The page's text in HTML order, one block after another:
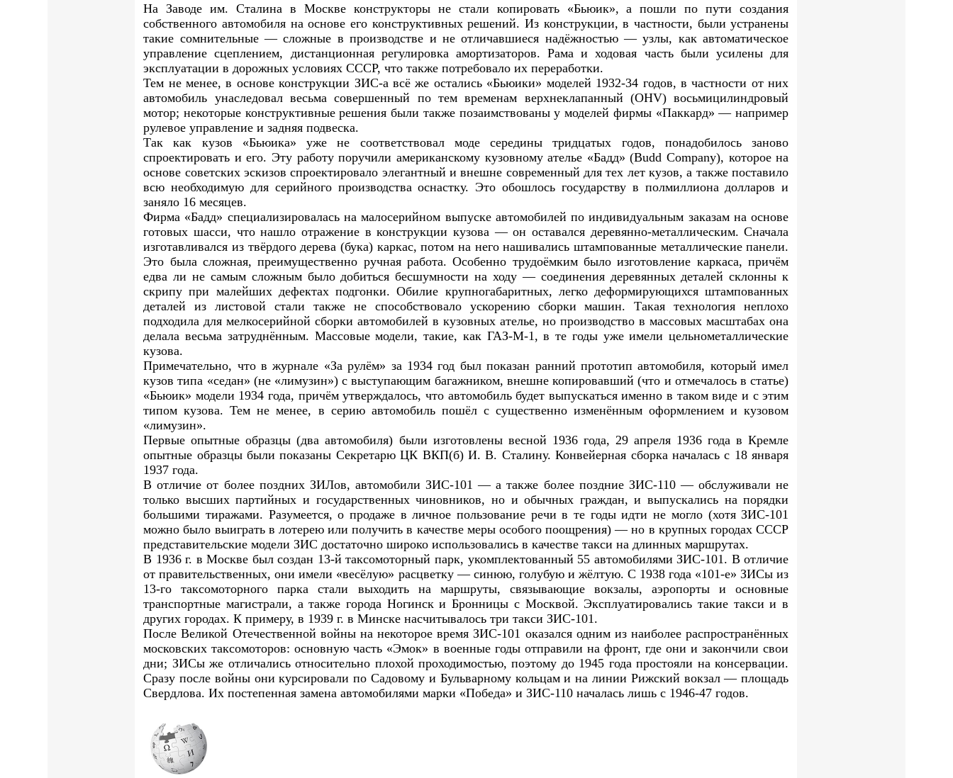
На Заводе им. Сталина в Москве конструкторы не стали копировать «Бьюик», а пошли по пути создания
собственного автомобиля на основе его конструктивных решений. Из конструкции, в частности, были устранены
такие сомнительные — сложные в производстве и не отличавшиеся надёжностью — узлы, как автоматическое
управление сцеплением, дистанционная регулировка амортизаторов. Рама и ходовая часть были усилены для
эксплуатации в дорожных условиях СССР, что также потребовало их переработки.
Тем не менее, в основе конструкции ЗИС-а всё же остались «Бьюики» моделей 1932-34 годов, в частности от них
автомобиль унаследовал весьма совершенный по тем временам верхнеклапанный (OHV) восьмицилиндровый
мотор; некоторые конструктивные решения были также позаимствованы у моделей фирмы «Паккард» — например
рулевое управление и задняя подвеска.
Так как кузов «Бьюика» уже не соответствовал моде середины тридцатых годов, понадобилось заново
спроектировать и его. Эту работу поручили американскому кузовному ателье «Бадд» (Budd Company), которое на
основе советских эскизов спроектировало элегантный и внешне современный для тех лет кузов, а также поставило
всю необходимую для серийного производства оснастку. Это обошлось государству в полмиллиона долларов и
заняло 16 месяцев.
Фирма «Бадд» специализировалась на малосерийном выпуске автомобилей по индивидуальным заказам на основе
готовых шасси, что нашло отражение в конструкции кузова — он оставался деревянно-металлическим. Сначала
изготавливался из твёрдого дерева (бука) каркас, потом на него нашивались штампованные металлические панели.
Это была сложная, преимущественно ручная работа. Особенно трудоёмким было изготовление каркаса, причём
едва ли не самым сложным было добиться бесшумности на ходу — соединения деревянных деталей склонны к
скрипу при малейших дефектах подгонки. Обилие крупногабаритных, легко деформирующихся штампованных
деталей из листовой стали также не способствовало ускорению сборки машин. Такая технология неплохо
подходила для мелкосерийной сборки автомобилей в кузовных ателье, но производство в массовых масштабах она
делала весьма затруднённым. Массовые модели, такие, как ГАЗ-М-1, в те годы уже имели цельнометаллические
кузова.
Примечательно, что в журнале «За рулём» за 1934 год был показан ранний прототип автомобиля, который имел
кузов типа «седан» (не «лимузин») с выступающим багажником, внешне копировавший (что и отмечалось в статье)
«Бьюик» модели 1934 года, причём утверждалось, что автомобиль будет выпускаться именно в таком виде и с этим
типом кузова. Тем не менее, в серию автомобиль пошёл с существенно изменённым оформлением и кузовом
«лимузин».
Первые опытные образцы (два автомобиля) были изготовлены весной 1936 года, 29 апреля 1936 года в Кремле
опытные образцы были показаны Секретарю ЦК ВКП(б) И. В. Сталину. Конвейерная сборка началась с 18 января
1937 года.
В отличие от более поздних ЗИЛов, автомобили ЗИС-101 — а также более поздние ЗИС-110 — обслуживали не
только высших партийных и государственных чиновников, но и обычных граждан, и выпускались на порядки
большими тиражами. Разумеется, о продаже в личное пользование речи в те годы идти не могло (хотя ЗИС-101
можно было выиграть в лотерею или получить в качестве меры особого поощрения) — но в крупных городах СССР
представительские модели ЗИС достаточно широко использовались в качестве такси на длинных маршрутах.
В 1936 г. в Москве был создан 13-й таксомоторный парк, укомплектованный 55 автомобилями ЗИС-101. В отличие
от правительственных, они имели «весёлую» расцветку — синюю, голубую и жёлтую. С 1938 года «101-е» ЗИСы из
13-го таксомоторного парка стали выходить на маршруты, связывающие вокзалы, аэропорты и основные
транспортные магистрали, а также города Ногинск и Бронницы с Москвой. Эксплуатировались такие такси и в
других городах. К примеру, в 1939 г. в Минске насчитывалось три такси ЗИС-101.
После Великой Отечественной войны на некоторое время ЗИС-101 оказался одним из наиболее распространённых
московских таксомоторов: основную часть «Эмок» в военные годы отправили на фронт, где они и закончили свои
дни; ЗИСы же отличались относительно плохой проходимостью, поэтому до 1945 года простояли на консервации.
Сразу после войны они курсировали по Садовому и Бульварному кольцам и на линии Рижский вокзал — площадь
Свердлова. Их постепенная замена автомобилями марки «Победа» и ЗИС-110 началась лишь с 1946-47 годов.